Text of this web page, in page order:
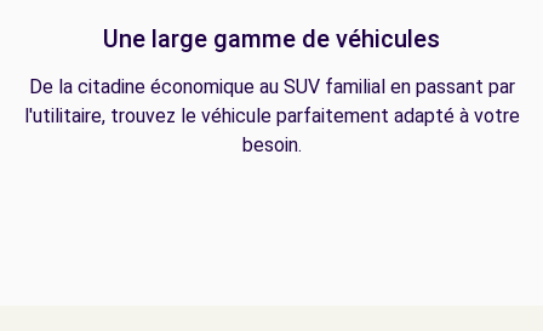
Une large gamme de véhicules
De la citadine économique au SUV familial en passant par
l'utilitaire, trouvez le véhicule parfaitement adapté à votre
besoin.